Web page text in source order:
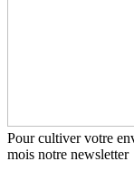
Pour cultiver votre
mois notre newsletter